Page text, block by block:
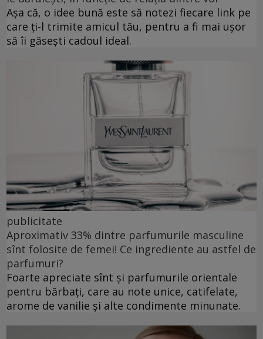
Așa că, o idee bună este să notezi fiecare link pe
care ți-l trimite amicul tău, pentru a fi mai ușor
să îi găsești cadoul ideal.
publicitate
Aproximativ 33% dintre parfumurile masculine
sînt folosite de femei! Ce ingrediente au astfel de
parfumuri?
Foarte apreciate sînt și parfumurile orientale
pentru bărbați, care au note unice, catifelate,
arome de vanilie și alte condimente minunate.